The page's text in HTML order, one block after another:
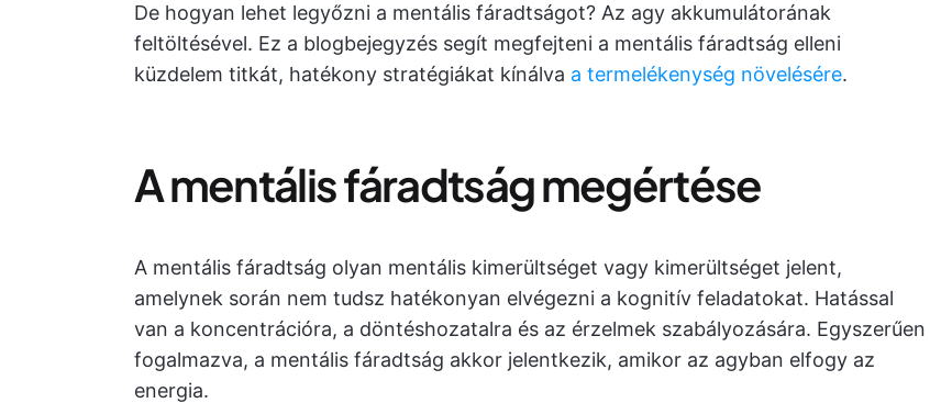
De hogyan lehet legyőzni a mentális fáradtságot? Az agy akkumulátorának
feltöltésével. Ez a blogbejegyzés segít megfejteni a mentális fáradtság elleni
küzdelem titkát, hatékony stratégiákat kínálva a termelékenység növelésére.
A mentális fáradtság megértése
A mentális fáradtság olyan mentális kimerültséget vagy kimerültséget jelent,
amelynek során nem tudsz hatékonyan elvégezni a kognitív feladatokat. Hatással
van a koncentrációra, a döntéshozatalra és az érzelmek szabályozására. Egyszerűen
fogalmazva, a mentális fáradtság akkor jelentkezik, amikor az agyban elfogy az
energia.